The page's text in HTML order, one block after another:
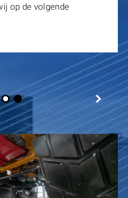
op de volgende